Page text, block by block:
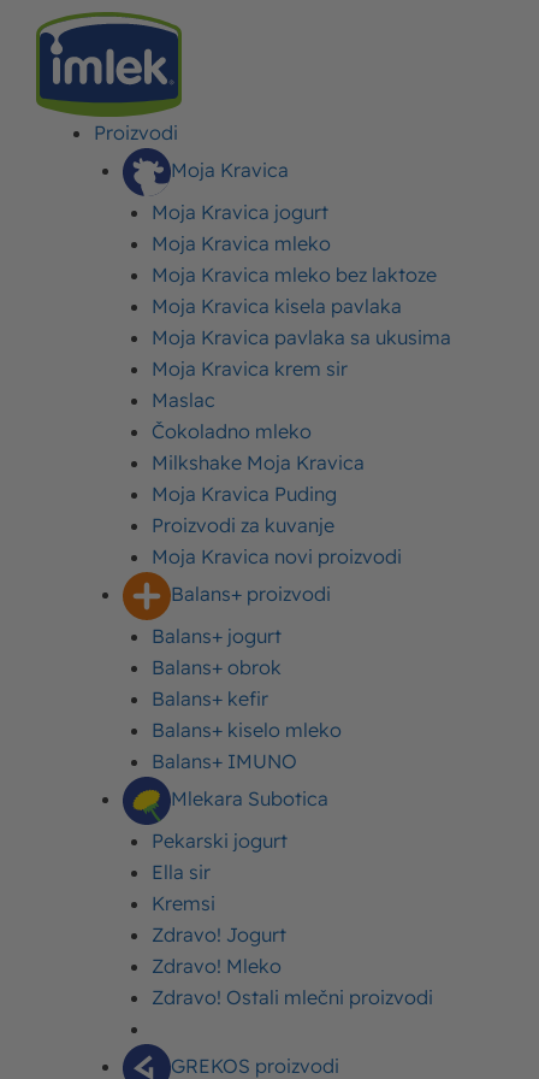
Proizvodi
Moja Kravica
Moja Kravica jogurt
Moja Kravica mleko
Moja Kravica mleko bez laktoze
Moja Kravica kisela pavlaka
Moja Kravica pavlaka sa ukusima
Moja Kravica krem sir
Maslac
Čokoladno mleko
Milkshake Moja Kravica
Moja Kravica Puding
Proizvodi za kuvanje
Moja Kravica novi proizvodi
Balans+ proizvodi
Balans+ jogurt
Balans+ obrok
Balans+ kefir
Balans+ kiselo mleko
Balans+ IMUNO
Mlekara Subotica
Pekarski jogurt
Ella sir
Kremsi
Zdravo! Jogurt
Zdravo! Mleko
Zdravo! Ostali mlečni proizvodi
GREKOS proizvodi
>RECEPTI>RECEPTI ZA DORUČAK
KIKIRIKIJEM – RECEPTI ZA UKUSNE I BRZE POSNE POGAČICE
Posne pogačice sa
kikirikijem – recepti za
ukusne i brze posne
pogačice
17. april 2024. Ažurirano: 17. april 2024.
Osoba/porcija
70 minuta
Vreme spremanja
srednja
Težina recepta
Vazdušaste posne pogačice sa kikirikijem